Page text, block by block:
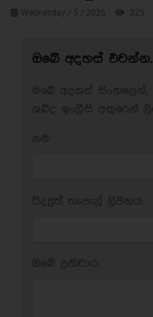
Wednesday / 5 / 2026 325
ඔබේ අදහස් එවන්න.